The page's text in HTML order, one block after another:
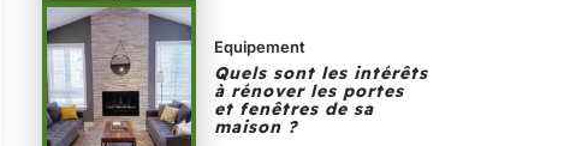
Equipement
Quels sont les intérêts
à rénover les portes
et fenêtres de sa
maison ?